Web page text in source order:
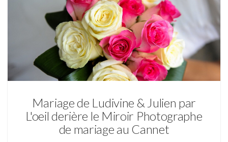
Mariage
Mariage de Ludivine & Julien par
L'oeil derière le Miroir Photographe
de mariage au Cannet